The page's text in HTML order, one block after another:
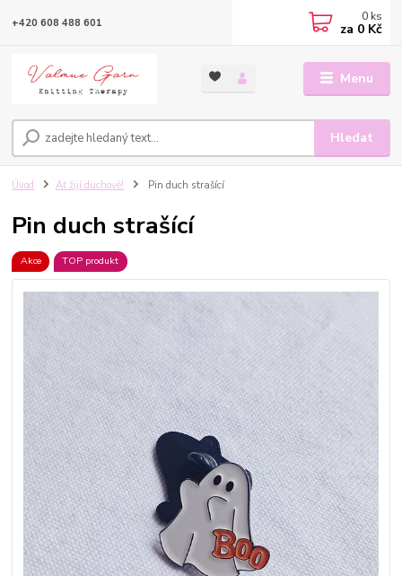
Menu
Hledat
+420 608 488 601 0 ks
za 0 Kč
Úvod Ať žijí duchové! Pin duch strašící
Pin duch strašící
Akce TOP produkt